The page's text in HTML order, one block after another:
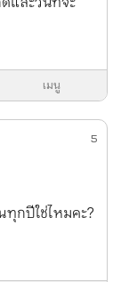
เมนู
5
กปีใช่ไหมคะ?